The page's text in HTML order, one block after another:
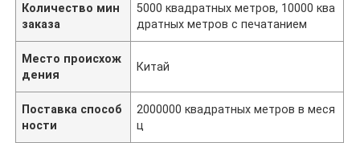
Количество мин
заказа
5000 квадратных метров, 10000 ква
дратных метров с печатанием
Место происхож
дения
Китай
Поставка способ
ности
2000000 квадратных метров в меся
ц